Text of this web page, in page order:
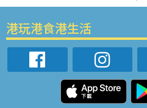
港玩港食港生活